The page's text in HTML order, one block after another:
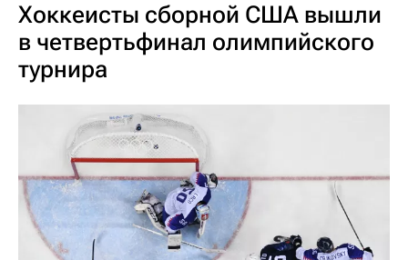
Хоккеисты сборной США вышли
в четвертьфинал олимпийского
турнира